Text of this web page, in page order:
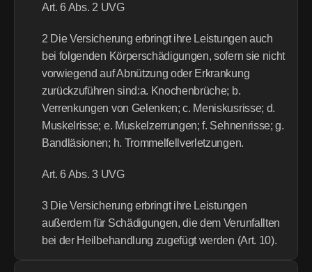
Art. 6 Abs. 2 UVG
2 Die Versicherung erbringt ihre Leistungen auch
bei folgenden Körperschädigungen, sofern sie nicht
vorwiegend auf Abnützung oder Erkrankung
zurückzuführen sind:a. Knochenbrüche; b.
Verrenkungen von Gelenken; c. Meniskusrisse; d.
Muskelrisse; e. Muskelzerrungen; f. Sehnenrisse; g.
Bandläsionen; h. Trommelfellverletzungen.
Art. 6 Abs. 3 UVG
3 Die Versicherung erbringt ihre Leistungen
außerdem für Schädigungen, die dem Verunfallten
bei der Heilbehandlung zugefügt werden (Art. 10).